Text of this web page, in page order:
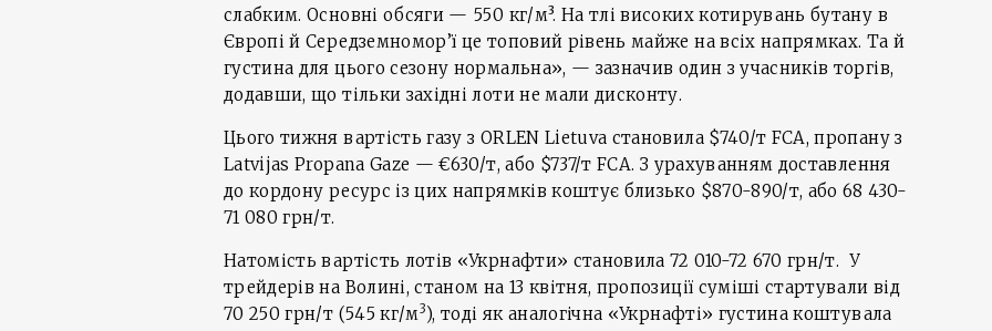
слабким. Основні обсяги — 550 кг/м³. На тлі високих котирувань бутану в
Європі й Середземномор’ї це топовий рівень майже на всіх напрямках. Та й
густина для цього сезону нормальна», — зазначив один з учасників торгів,
додавши, що тільки західні лоти не мали дисконту.
Цього тижня вартість газу з ORLEN Lietuva становила $740/т FCA, пропану з
Latvijas Propana Gaze — €630/т, або $737/т FCA. З урахуванням доставлення
до кордону ресурс із цих напрямків коштує близько $870-890/т, або 68 430-
71 080 грн/т.
Натомість вартість лотів «Укрнафти» становила 72 010-72 670 грн/т. У
трейдерів на Волині, станом на 13 квітня, пропозиції суміші стартували від
70 250 грн/т (545 кг/м3), тоді як аналогічна «Укрнафті» густина коштувала